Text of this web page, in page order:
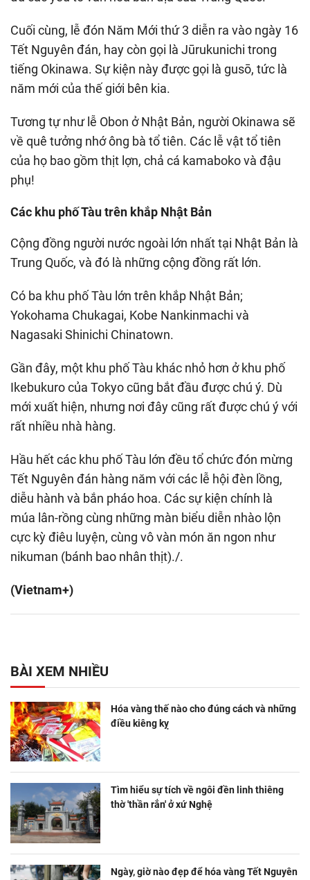
Cuối cùng, lễ đón Năm Mới thứ 3 diễn ra vào ngày 16
Tết Nguyên đán, hay còn gọi là Jūrukunichi trong
tiếng Okinawa. Sự kiện này được gọi là gusō, tức là
năm mới của thế giới bên kia.
Tương tự như lễ Obon ở Nhật Bản, người Okinawa sẽ
về quê tưởng nhớ ông bà tổ tiên. Các lễ vật tổ tiên
của họ bao gồm thịt lợn, chả cá kamaboko và đậu
phụ!
Các khu phố Tàu trên khắp Nhật Bản
Cộng đồng người nước ngoài lớn nhất tại Nhật Bản là
Trung Quốc, và đó là những cộng đồng rất lớn.
Có ba khu phố Tàu lớn trên khắp Nhật Bản;
Yokohama Chukagai, Kobe Nankinmachi và
Nagasaki Shinichi Chinatown.
Gần đây, một khu phố Tàu khác nhỏ hơn ở khu phố
Ikebukuro của Tokyo cũng bắt đầu được chú ý. Dù
mới xuất hiện, nhưng nơi đây cũng rất được chú ý với
rất nhiều nhà hàng.
Hầu hết các khu phố Tàu lớn đều tổ chức đón mừng
Tết Nguyên đán hàng năm với các lễ hội đèn lồng,
diễu hành và bắn pháo hoa. Các sự kiện chính là
múa lân-rồng cùng những màn biểu diễn nhào lộn
cực kỳ điêu luyện, cùng vô vàn món ăn ngon như
nikuman (bánh bao nhân thịt)./.
(Vietnam+)
BÀI XEM NHIỀU
Hóa vàng thế nào cho đúng cách và những
điều kiêng kỵ
Tìm hiểu sự tích về ngôi đền linh thiêng
thờ 'thần rắn' ở xứ Nghệ
Ngày, giờ nào đẹp để hóa vàng Tết Nguyên